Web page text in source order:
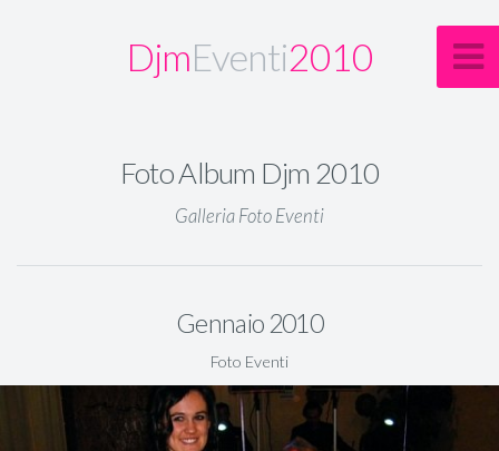
DjmEventi2010
Foto Album Djm 2010
Galleria Foto Eventi
Gennaio 2010
Foto Eventi